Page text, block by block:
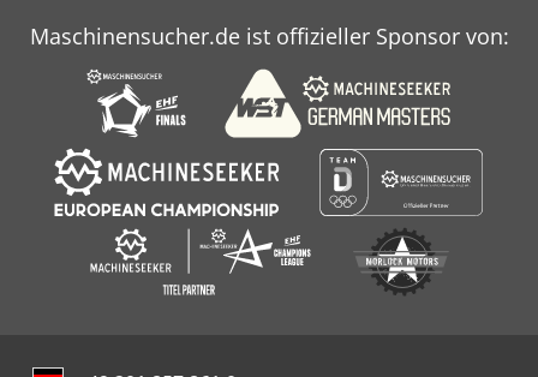
Maschinensucher.de ist offizieller Sponsor von: